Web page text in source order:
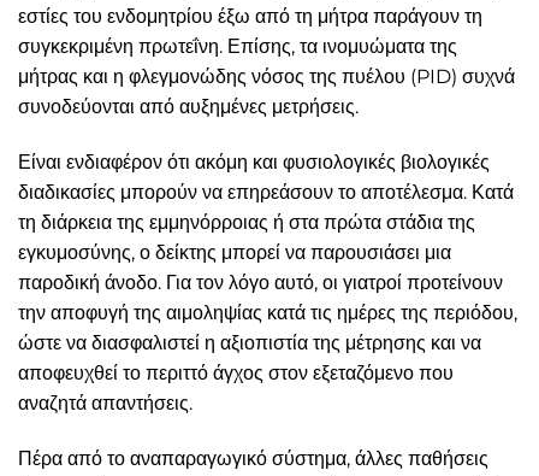
εστίες του ενδομητρίου έξω από τη μήτρα παράγουν τη
συγκεκριμένη πρωτεΐνη. Επίσης, τα ινομυώματα της
μήτρας και η φλεγμονώδης νόσος της πυέλου (PID) συχνά
συνοδεύονται από αυξημένες μετρήσεις.
Είναι ενδιαφέρον ότι ακόμη και φυσιολογικές βιολογικές
διαδικασίες μπορούν να επηρεάσουν το αποτέλεσμα. Κατά
τη διάρκεια της εμμηνόρροιας ή στα πρώτα στάδια της
εγκυμοσύνης, ο δείκτης μπορεί να παρουσιάσει μια
παροδική άνοδο. Για τον λόγο αυτό, οι γιατροί προτείνουν
την αποφυγή της αιμοληψίας κατά τις ημέρες της περιόδου,
ώστε να διασφαλιστεί η αξιοπιστία της μέτρησης και να
αποφευχθεί το περιττό άγχος στον εξεταζόμενο που
αναζητά απαντήσεις.
Πέρα από το αναπαραγωγικό σύστημα, άλλες παθήσεις